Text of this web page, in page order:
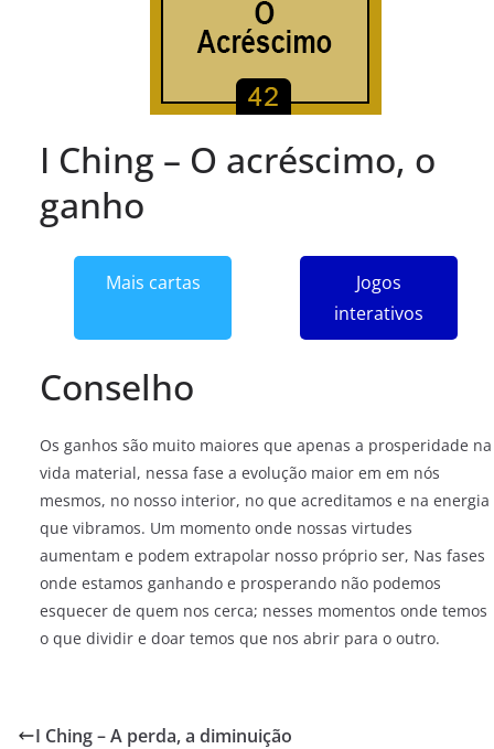
I Ching – O acréscimo, o
ganho
Mais cartas
Jogos
interativos
Conselho
Os ganhos são muito maiores que apenas a prosperidade na
vida material, nessa fase a evolução maior em em nós
mesmos, no nosso interior, no que acreditamos e na energia
que vibramos. Um momento onde nossas virtudes
aumentam e podem extrapolar nosso próprio ser, Nas fases
onde estamos ganhando e prosperando não podemos
esquecer de quem nos cerca; nesses momentos onde temos
o que dividir e doar temos que nos abrir para o outro.
I Ching – A perda, a diminuição